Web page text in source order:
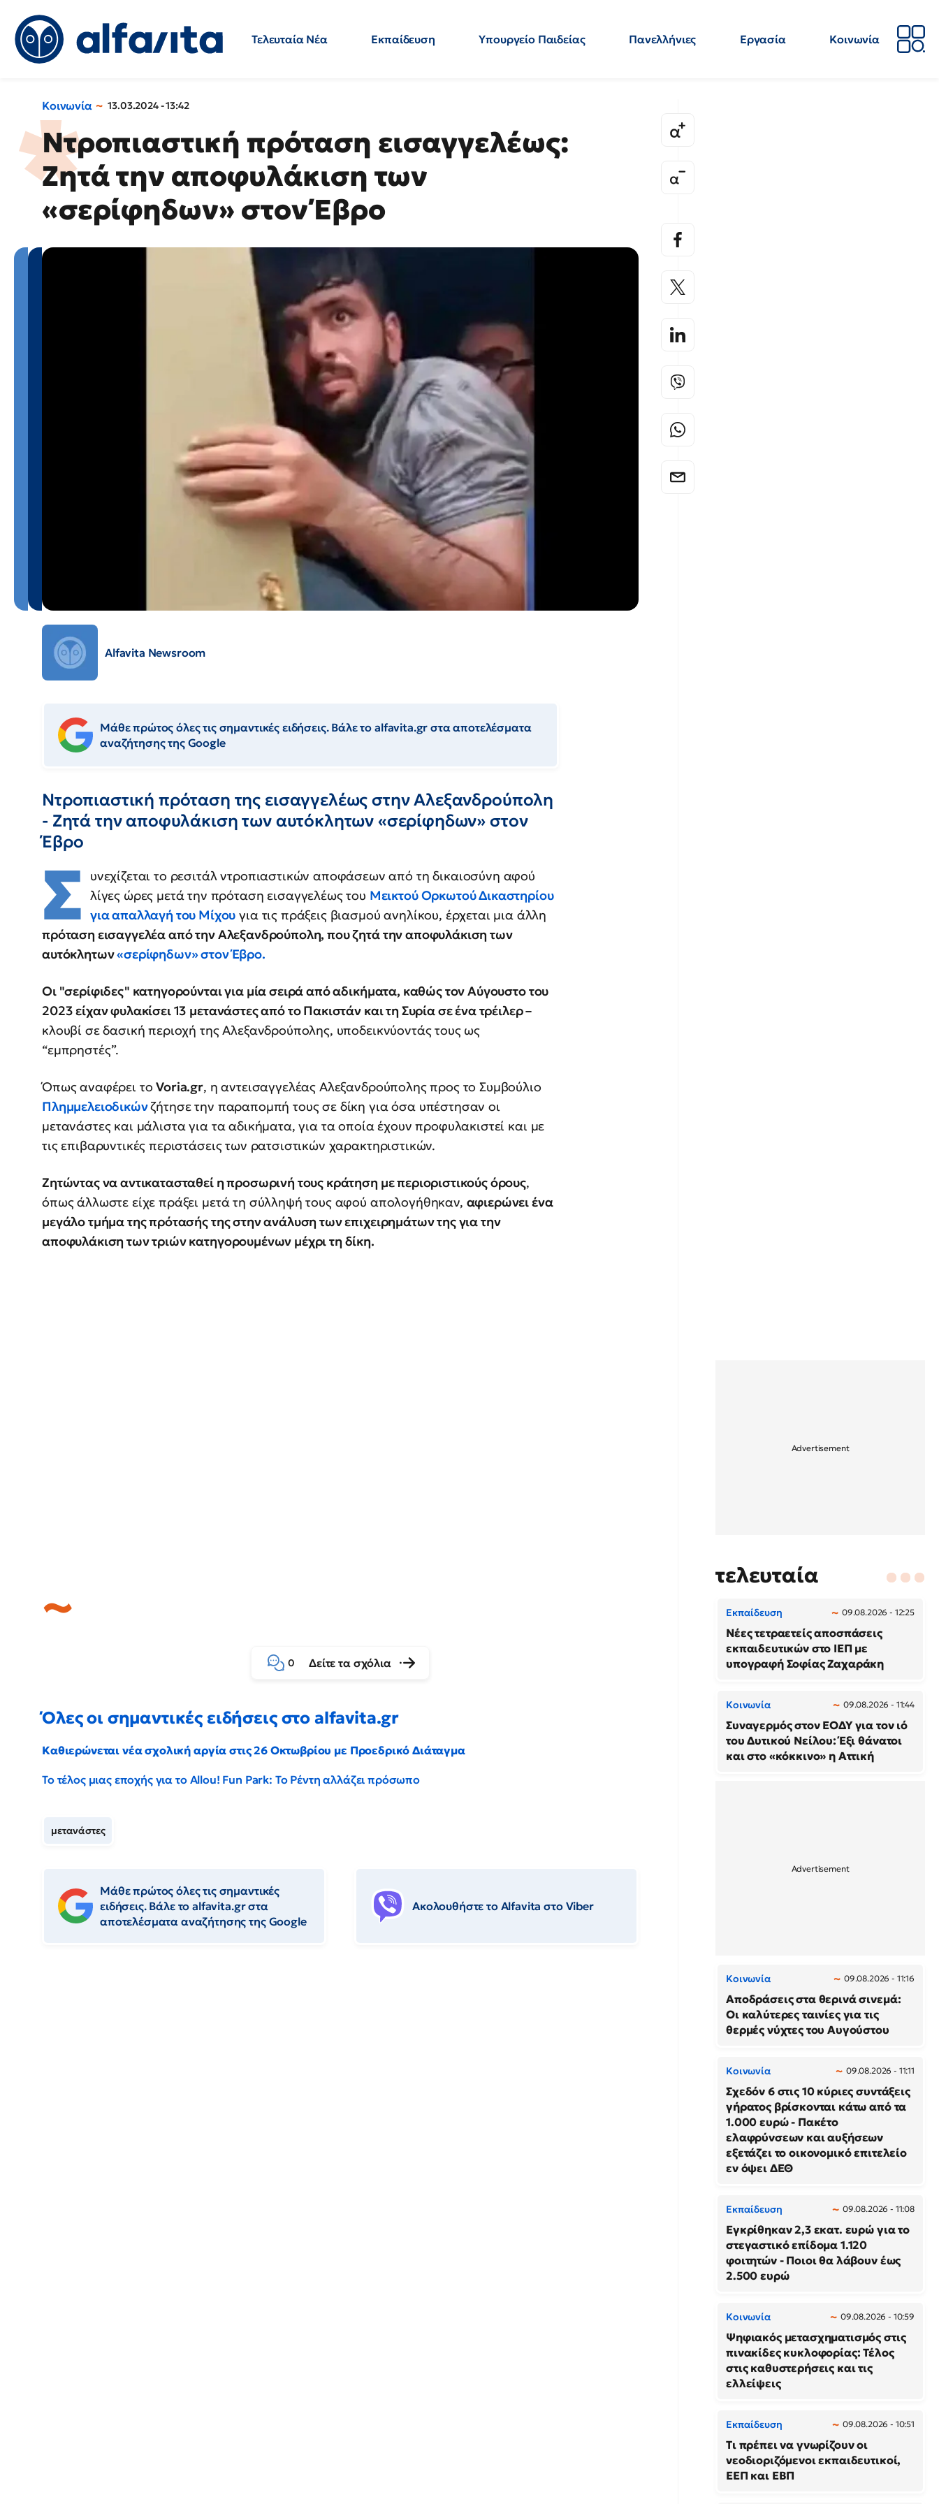
Τελευταία Νέα Εκπαίδευση Υπουργείο Παιδείας Πανελλήνιες Εργασία
Κοινωνία
Κοινωνία 13.03.2024 - 13:42
Nτροπιαστική πρόταση εισαγγελέως:
Ζητά την αποφυλάκιση των
«σερίφηδων» στον Έβρο
Alfavita Newsroom
Μάθε πρώτος όλες τις σημαντικές ειδήσεις. Βάλε το alfavita.gr στα αποτελέσματα
αναζήτησης της Google
Ντροπιαστική πρόταση της εισαγγελέως στην Αλεξανδρούπολη
- Ζητά την αποφυλάκιση των αυτόκλητων «σερίφηδων» στον
Έβρο
Σ
υνεχίζεται το ρεσιτάλ ντροπιαστικών αποφάσεων από τη δικαιοσύνη αφού
λίγες ώρες μετά την πρόταση εισαγγελέως του Μεικτού Ορκωτού Δικαστηρίου
για απαλλαγή του Μίχου για τις πράξεις βιασμού ανηλίκου, έρχεται μια άλλη
πρόταση εισαγγελέα από την Αλεξανδρούπολη, που ζητά την αποφυλάκιση των
αυτόκλητων«σερίφηδων» στον Έβρο.
Οι "σερίφιδες" κατηγορούνται για μία σειρά από αδικήματα, καθώς τον Αύγουστο του
2023 είχαν φυλακίσει 13 μετανάστες από το Πακιστάν και τη Συρία σε ένα τρέιλερ –
κλουβί σε δασική περιοχή της Αλεξανδρούπολης, υποδεικνύοντάς τους ως
“εμπρηστές”.
Όπως αναφέρει τοVoria.gr, η αντεισαγγελέας Αλεξανδρούπολης προς το Συμβούλιο
Πλημμελειοδικώνζήτησε την παραπομπή τους σε δίκη για όσα υπέστησαν οι
μετανάστες και μάλιστα για τα αδικήματα, για τα οποία έχουν προφυλακιστεί και με
τις επιβαρυντικές περιστάσεις των ρατσιστικών χαρακτηριστικών.
Ζητώντας να αντικατασταθεί η προσωρινή τους κράτηση με περιοριστικούς όρους,
όπως άλλωστε είχε πράξει μετά τη σύλληψή τους αφού απολογήθηκαν, αφιερώνει ένα
μεγάλο τμήμα της πρότασής της στην ανάλυση των επιχειρημάτων της για την
αποφυλάκιση των τριών κατηγορουμένων μέχρι τη δίκη.
0 Δείτε τα σχόλια
Όλες οι σημαντικές ειδήσεις στο alfavita.gr
Καθιερώνεται νέα σχολική αργία στις 26 Οκτωβρίου με Προεδρικό Διάταγμα
Το τέλος μιας εποχής για το Allou! Fun Park: Το Ρέντη αλλάζει πρόσωπο
μετανάστες
Μάθε πρώτος όλες τις σημαντικές
ειδήσεις. Βάλε το alfavita.gr στα
αποτελέσματα αναζήτησης της Google
Ακολουθήστε το Αlfavita στο Viber
τελευταία
Εκπαίδευση 09.08.2026 - 12:25
Νέες τετραετείς αποσπάσεις
εκπαιδευτικών στο ΙΕΠ με
υπογραφή Σοφίας Ζαχαράκη
Κοινωνία 09.08.2026 - 11:44
Συναγερμός στον ΕΟΔΥ για τον ιό
του Δυτικού Νείλου: Έξι θάνατοι
και στο «κόκκινο» η Αττική
Κοινωνία 09.08.2026 - 11:16
Αποδράσεις στα θερινά σινεμά:
Οι καλύτερες ταινίες για τις
θερμές νύχτες του Αυγούστου
Κοινωνία 09.08.2026 - 11:11
Σχεδόν 6 στις 10 κύριες συντάξεις
γήρατος βρίσκονται κάτω από τα
1.000 ευρώ - Πακέτο
ελαφρύνσεων και αυξήσεων
εξετάζει το οικονομικό επιτελείο
εν όψει ΔΕΘ
Εκπαίδευση 09.08.2026 - 11:08
Εγκρίθηκαν 2,3 εκατ. ευρώ για το
στεγαστικό επίδομα 1.120
φοιτητών - Ποιοι θα λάβουν έως
2.500 ευρώ
Κοινωνία 09.08.2026 - 10:59
Ψηφιακός μετασχηματισμός στις
πινακίδες κυκλοφορίας: Τέλος
στις καθυστερήσεις και τις
ελλείψεις
Εκπαίδευση 09.08.2026 - 10:51
Τι πρέπει να γνωρίζουν οι
νεοδιοριζόμενοι εκπαιδευτικοί,
ΕΕΠ και ΕΒΠ